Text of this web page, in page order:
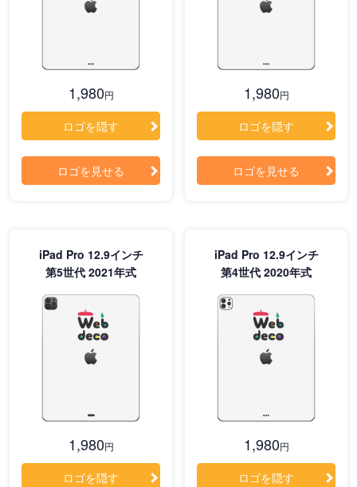
1,980円
ロゴを隠す
ロゴを見せる
1,980円
ロゴを隠す
ロゴを見せる
iPad Pro 12.9インチ
第5世代 2021年式
1,980円
ロゴを隠す
iPad Pro 12.9インチ
第4世代 2020年式
1,980円
ロゴを隠す